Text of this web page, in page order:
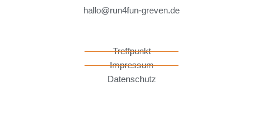
hallo@run4fun-greven.de
Treffpunkt
Impressum
Datenschutz